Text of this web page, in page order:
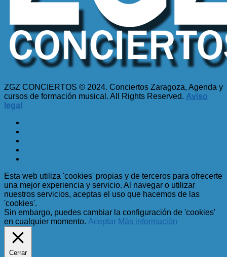
ZGZ CONCIERTOS © 2024. Conciertos Zaragoza, Agenda y
cursos de formación musical. All Rights Reserved. Aviso
legal
Esta web utiliza 'cookies' propias y de terceros para ofrecerte
una mejor experiencia y servicio. Al navegar o utilizar
nuestros servicios, aceptas el uso que hacemos de las
'cookies'.
Sin embargo, puedes cambiar la configuración de 'cookies'
en cualquier momento. Aceptar Más información
Cerrar